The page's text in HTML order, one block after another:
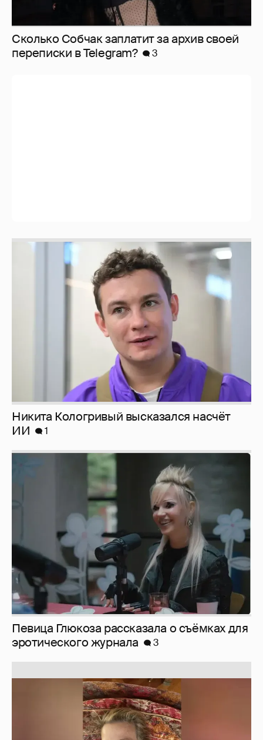
Сколько Собчак заплатит за архив своей
перeписки в Telegram?
3
Никита Кологривый высказался насчёт
Певица Глюкоза рассказала о съёмках для
эротического журнала
3
Юлия Высоцкая выложила селфи без